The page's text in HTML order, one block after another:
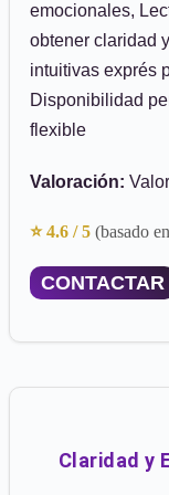
emocionales,
obtener claridad
intuitivas exprés
Disponibilidad
flexible
Valoración:
⭐ 4.6 / 5 (basado
CONTACTAR
Claridad y